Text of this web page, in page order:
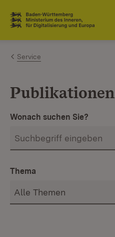
Zum Inhalt springen
Link zur Startseite
Service
Publikationen
Wonach suchen Sie?
Thema